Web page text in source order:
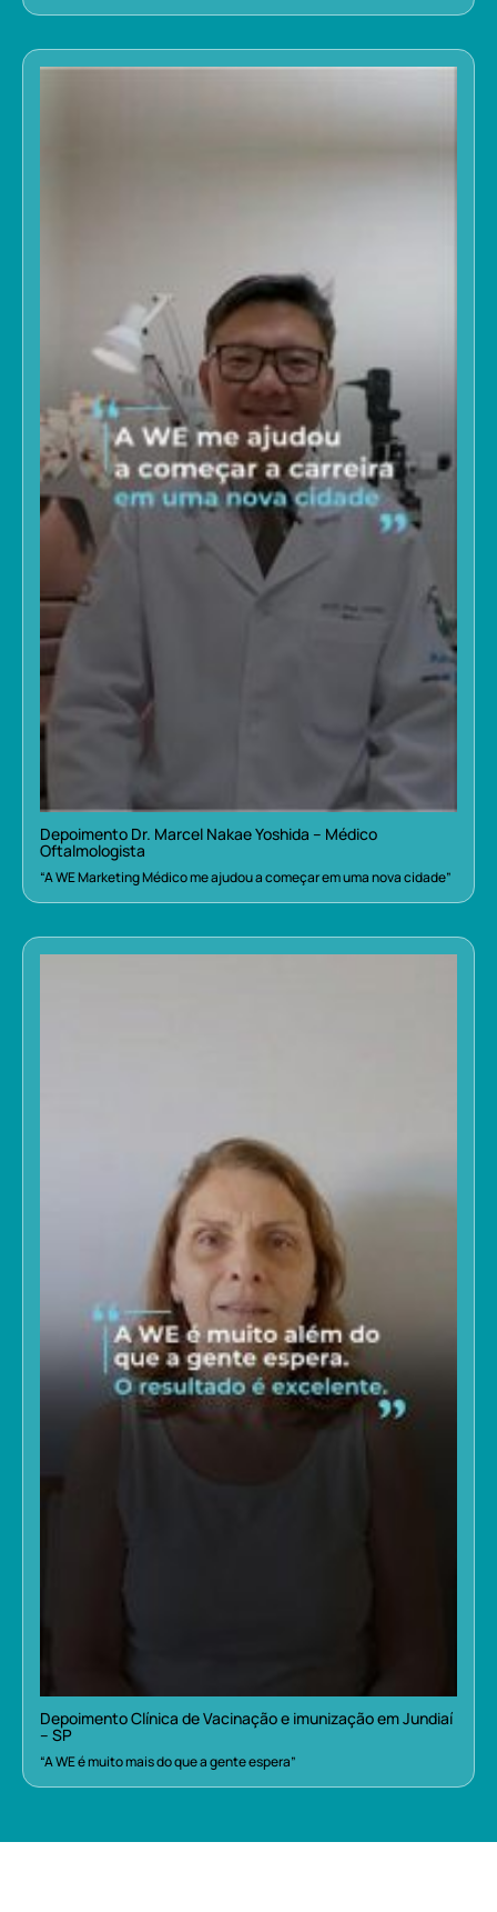
Depoimento Dr. Marcel Nakae Yoshida – Médico
Oftalmologista
“A WE Marketing Médico me ajudou a começar em uma nova cidade”
Depoimento Clínica de Vacinação e imunização em Jundiaí
– SP
“A WE é muito mais do que a gente espera”